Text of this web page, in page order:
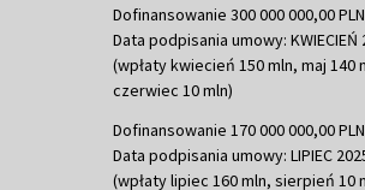
Dofinansowanie 300 000 000,00 PLN
Data podpisania umowy: KWIECIEŃ
(wpłaty kwiecień 150 mln, maj 140
czerwiec 10 mln)
Dofinansowanie 170 000 000,00 PLN
Data podpisania umowy: LIPIEC
(wpłaty lipiec 160 mln, sierpień 10